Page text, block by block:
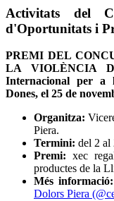
Activitats del
d'Oportunitats i
PREMI DEL
LA VIOLÈNCIA
Internacional per a
Dones, el 25 de
Organitza:
Piera.
Termini: del 2 al
Premi: xec
productes de la
Més informació:
Dolors Piera